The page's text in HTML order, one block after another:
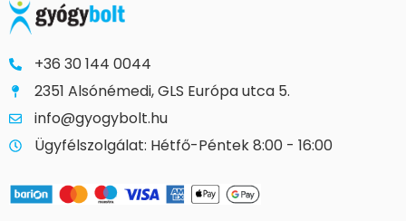
+36 30 144 0044
2351 Alsónémedi, GLS Európa utca 5.
info@gyogybolt.hu
Ügyfélszolgálat: Hétfő-Péntek 8:00 - 16:00